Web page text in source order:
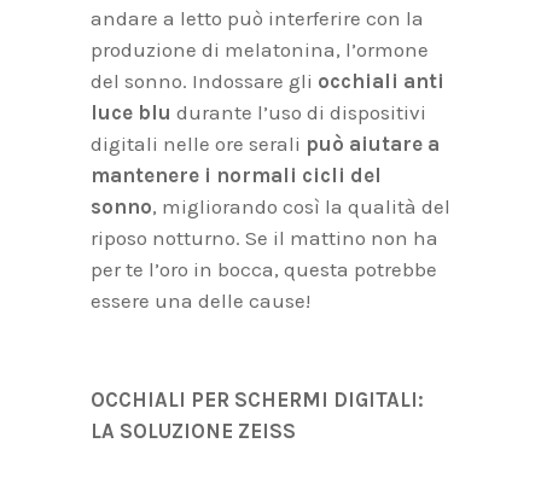
andare a letto può interferire con la
produzione di melatonina, l’ormone
del sonno. Indossare gli occhiali anti
luce blu durante l’uso di dispositivi
digitali nelle ore serali può aiutare a
mantenere i normali cicli del
sonno, migliorando così la qualità del
riposo notturno. Se il mattino non ha
per te l’oro in bocca, questa potrebbe
essere una delle cause!
OCCHIALI PER SCHERMI DIGITALI:
LA SOLUZIONE ZEISS